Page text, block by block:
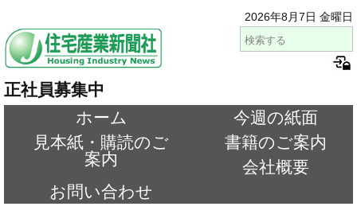
2026年8月7日 金曜日
正社員募集中
ホーム
今週の紙面
見本紙・購読のご
案内
書籍のご案内
会社概要
お問い合わせ